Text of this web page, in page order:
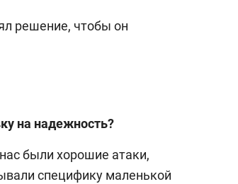
решение, чтобы он
на надежность?
были хорошие атаки,
специфику маленькой